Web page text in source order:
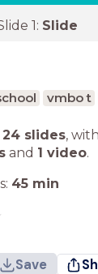
1: Slide
vmbo t
24 slides, with
and 1 video.
45 min
Save